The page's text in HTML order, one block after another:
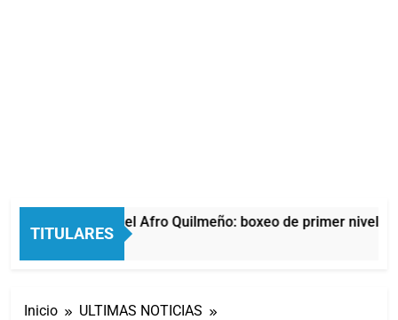
TITULARES
La noche del Afro Quilmeño: boxeo de primer nivel en
15 Horas Atrás
Inicio
ULTIMAS NOTICIAS